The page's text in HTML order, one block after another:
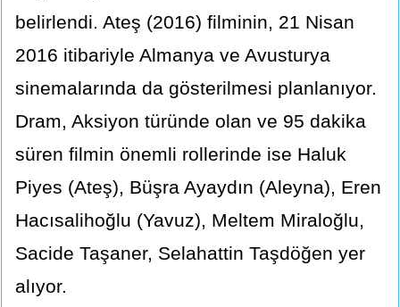
belirlendi. Ateş (2016) filminin, 21 Nisan
2016 itibariyle Almanya ve Avusturya
sinemalarında da gösterilmesi planlanıyor.
Dram, Aksiyon türünde olan ve 95 dakika
süren filmin önemli rollerinde ise Haluk
Piyes (Ateş), Büşra Ayaydın (Aleyna), Eren
Hacısalihoğlu (Yavuz), Meltem Miraloğlu,
Sacide Taşaner, Selahattin Taşdöğen yer
alıyor.